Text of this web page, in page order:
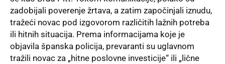
zadobijali poverenje žrtava, a zatim započinjali iznudu,
tražeći novac pod izgovorom različitih lažnih potreba
ili hitnih situacija. Prema informacijama koje je
objavila španska policija, prevaranti su uglavnom
tražili novac za „hitne poslovne investicije“ ili „lične